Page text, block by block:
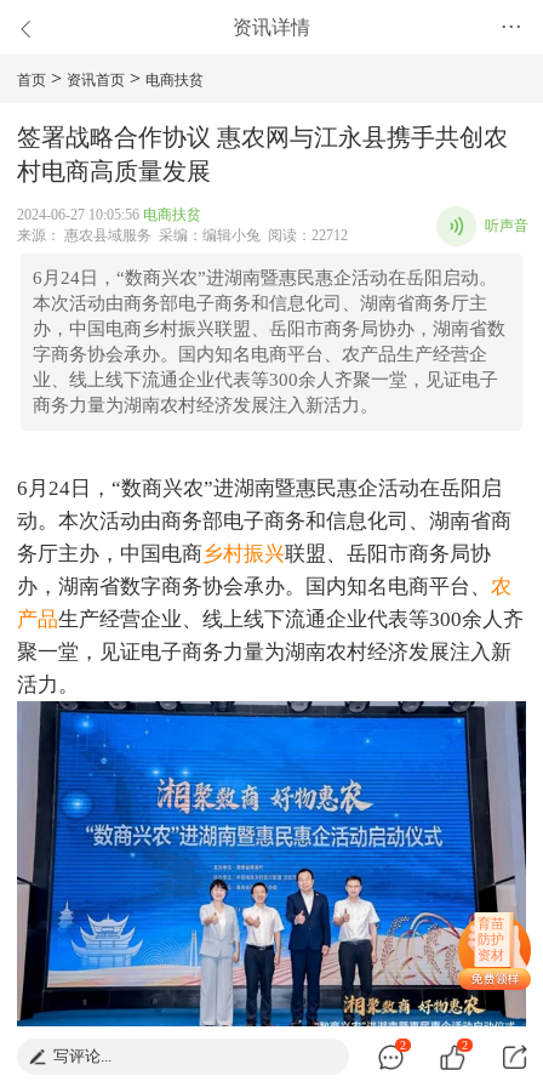
资讯详情 •••
育苗
防护
资材
首页 > 资讯首页 > 电商扶贫
签署战略合作协议 惠农网与江永县携手共创农
村电商高质量发展
2024-06-27 10:05:56 电商扶贫
来源： 惠农县域服务 采编：编辑小兔 阅读：22712
听声音
6月24日，“数商兴农”进湖南暨惠民惠企活动在岳阳启动。
本次活动由商务部电子商务和信息化司、湖南省商务厅主
办，中国电商乡村振兴联盟、岳阳市商务局协办，湖南省数
字商务协会承办。国内知名电商平台、农产品生产经营企
业、线上线下流通企业代表等300余人齐聚一堂，见证电子
商务力量为湖南农村经济发展注入新活力。
6月24日，“数商兴农”进湖南暨惠民惠企活动在岳阳启
动。本次活动由商务部电子商务和信息化司、湖南省商
务厅主办，中国电商乡村振兴联盟、岳阳市商务局协
办，湖南省数字商务协会承办。国内知名电商平台、 农
产品生产经营企业、线上线下流通企业代表等300余人齐
聚一堂，见证电子商务力量为湖南农村经济发展注入新
活力。
“数商兴农”进湖南暨惠民惠企活动启动
写评论...
2 2